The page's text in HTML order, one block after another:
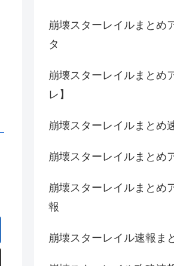
崩壊スターレイルまとめ
タ
崩壊スターレイルまとめ
レ】
崩壊スターレイルまとめ
崩壊スターレイルまとめ
崩壊スターレイルまとめ
報
崩壊スターレイル速報ま